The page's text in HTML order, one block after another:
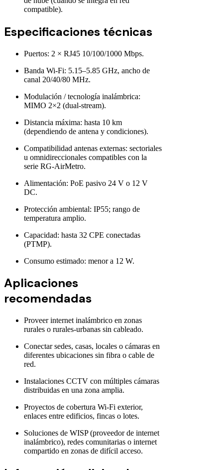
compatible).
Especificaciones técnicas
Puertos: 2 × RJ45 10/100/1000 Mbps.
Banda Wi-Fi: 5.15–5.85 GHz, ancho de
canal 20/40/80 MHz.
Modulación / tecnología inalámbrica:
MIMO 2×2 (dual-stream).
Distancia máxima: hasta 10 km
(dependiendo de antena y condiciones).
Compatibilidad antenas externas: sectoriales
u omnidireccionales compatibles con la
serie RG-AirMetro.
Alimentación: PoE pasivo 24 V o 12 V
DC.
Protección ambiental: IP55; rango de
temperatura amplio.
Capacidad: hasta 32 CPE conectadas
(PTMP).
Consumo estimado: menor a 12 W.
Aplicaciones
recomendadas
Proveer internet inalámbrico en zonas
rurales o rurales-urbanas sin cableado.
Conectar sedes, casas, locales o cámaras en
diferentes ubicaciones sin fibra o cable de
red.
Instalaciones CCTV con múltiples cámaras
distribuidas en una zona amplia.
Proyectos de cobertura Wi-Fi exterior,
enlaces entre edificios, fincas o lotes.
Soluciones de WISP (proveedor de internet
inalámbrico), redes comunitarias o internet
compartido en zonas de difícil acceso.